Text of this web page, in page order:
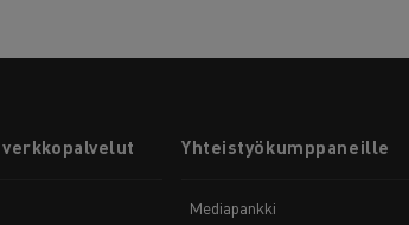
Yhteistyökumppaneille
Mediapankki